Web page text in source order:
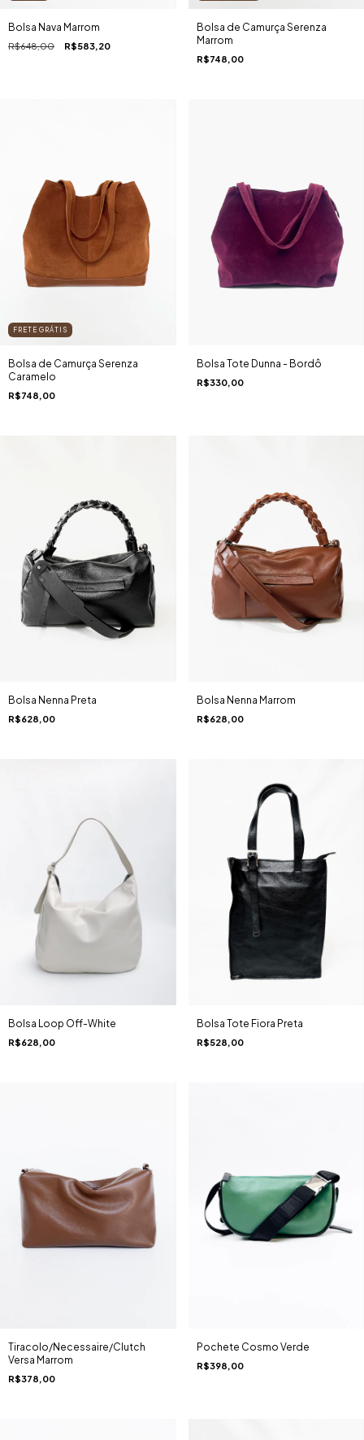
Bolsa Nava Marrom
R$648,00 R$583,20
Bolsa de Camurça Serenza
Marrom
R$748,00
FRETE GRÁTIS
Bolsa de Camurça Serenza
Caramelo
R$748,00
Bolsa Tote Dunna - Bordô
R$330,00
Bolsa Nenna Preta
R$628,00
Bolsa Nenna Marrom
R$628,00
Bolsa Loop Off-White
R$628,00
Bolsa Tote Fiora Preta
R$528,00
Tiracolo/Necessaire/Clutch
Versa Marrom
R$378,00
Pochete Cosmo Verde
R$398,00